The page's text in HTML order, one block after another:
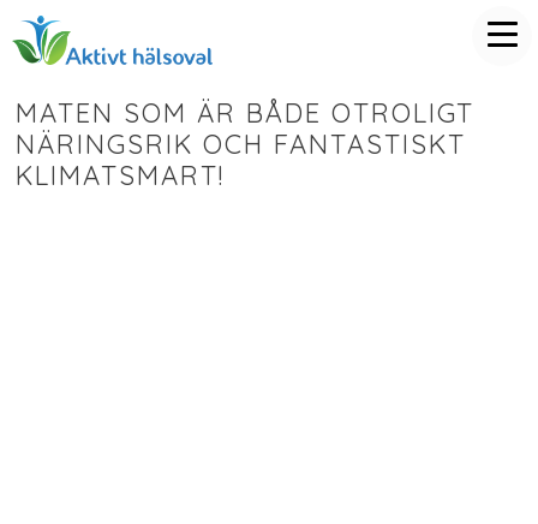
MATEN SOM ÄR BÅDE OTROLIGT
NÄRINGSRIK OCH FANTASTISKT
KLIMATSMART!